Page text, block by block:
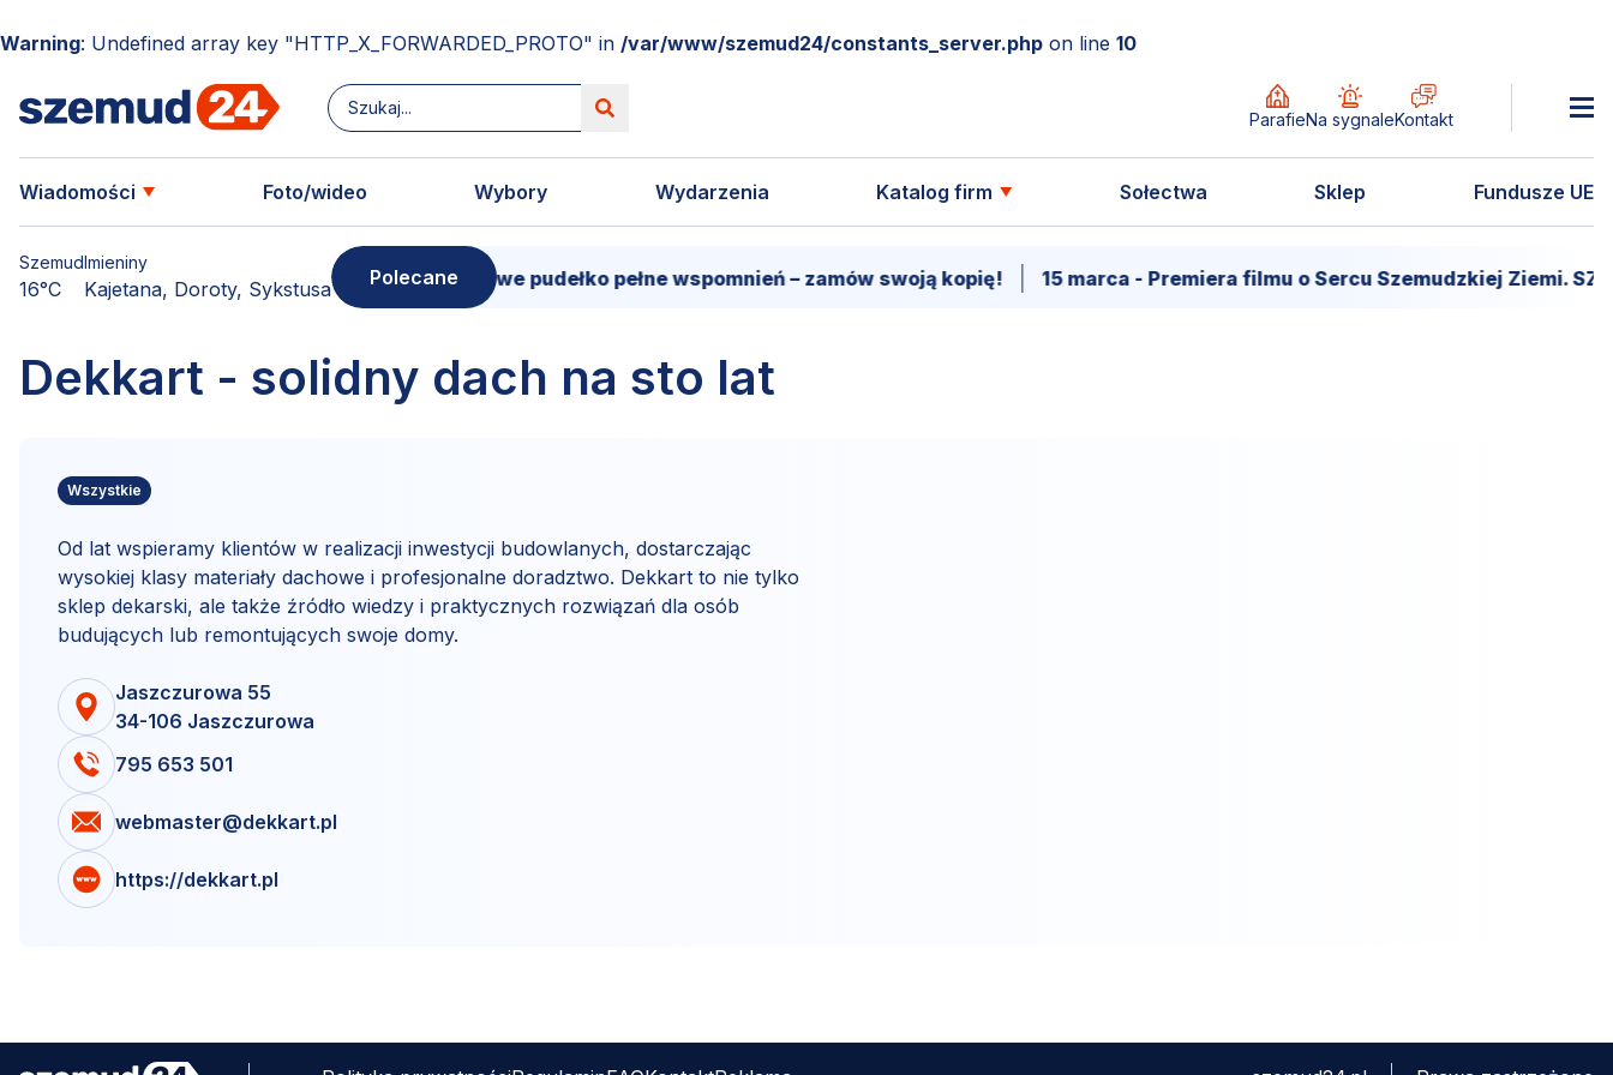
Warning: Undefined array key "HTTP_X_FORWARDED_PROTO" in /var/www/szemud24/constants_server.php on line 10
ParafieNa sygnaleKontakt
Wiadomości Foto/wideo Wybory Wydarzenia Katalog firm Sołectwa Sklep Fundusze UE
Szemud
16°C
Imieniny
Kajetana, Doroty, Sykstusa Polecane
Donimierz i Szemud. Filmowe pudełko pełne wspomnień – zamów swoją kopię! 15 marca - Premiera filmu o Sercu Szemudzkiej Ziemi.
Dekkart - solidny dach na sto lat
Wszystkie
Od lat wspieramy klientów w realizacji inwestycji budowlanych, dostarczając
wysokiej klasy materiały dachowe i profesjonalne doradztwo. Dekkart to nie tylko
sklep dekarski, ale także źródło wiedzy i praktycznych rozwiązań dla osób
budujących lub remontujących swoje domy.
Jaszczurowa 55
34-106 Jaszczurowa
795 653 501
webmaster@dekkart.pl
https://dekkart.pl